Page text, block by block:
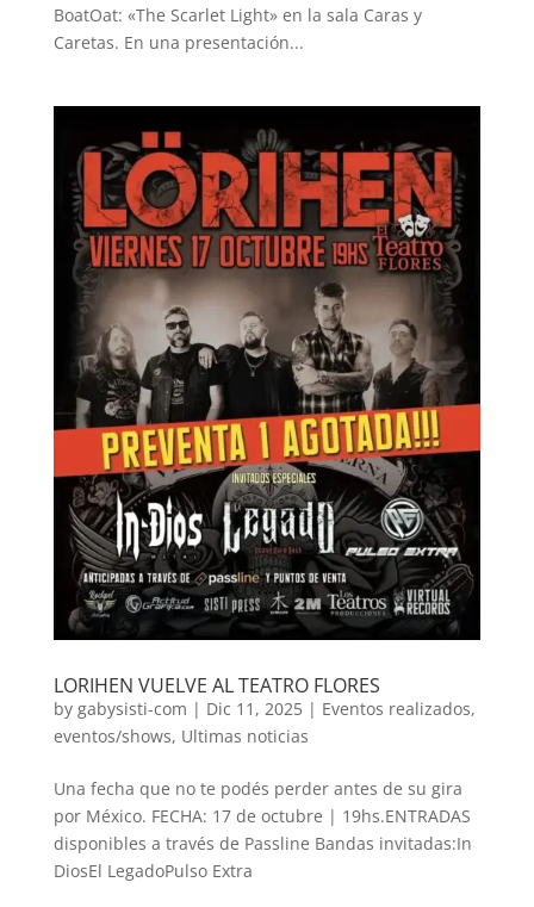
BoatOat: «The Scarlet Light» en la sala Caras y
Caretas. En una presentación...
LORIHEN VUELVE AL TEATRO FLORES
by gabysisti-com | Dic 11, 2025| Eventos realizados,
eventos/shows, Ultimas noticias
Una fecha que no te podés perder antes de su gira
por México. FECHA: 17 de octubre | 19hs.ENTRADAS
disponibles a través de Passline Bandas invitadas:In
DiosEl LegadoPulso Extra